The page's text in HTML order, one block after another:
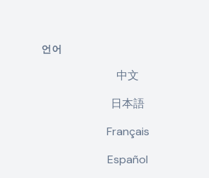
언어
中文
日本語
Français
Español